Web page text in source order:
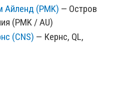
Айленд (PMK) — Остров
(PMK / AU)
(CNS) — Кернс, QL,